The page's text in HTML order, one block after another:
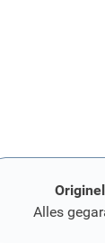
Alles